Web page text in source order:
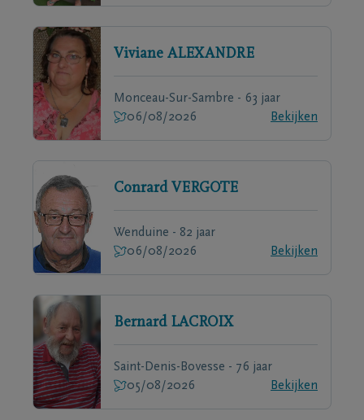
Viviane ALEXANDRE
Monceau-Sur-Sambre - 63 jaar
06/08/2026
Bekijken
Conrard VERGOTE
Wenduine - 82 jaar
06/08/2026
Bekijken
Bernard LACROIX
Saint-Denis-Bovesse - 76 jaar
05/08/2026
Bekijken